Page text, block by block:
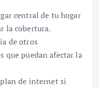
central de tu hogar
la cobertura.
de otros
que puedan afectar la
de internet si